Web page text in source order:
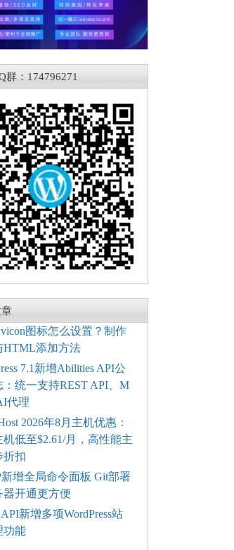
群：174796271
图标怎么设置？制作
HTML添加方法
7.1新增Abilities API公
：统一支持REST API、M
代理
2026年8月主机优惠：
机低至$2.61/月，高性能主
折扣
增全局命令面板 Git部署
器开通更方便
新增多项WordPress站
功能